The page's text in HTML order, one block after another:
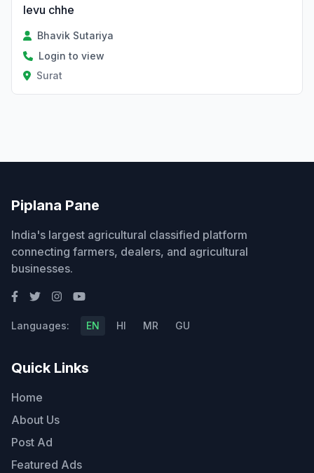
levu chhe
Bhavik Sutariya
Login to view
Surat
Piplana Pane
India's largest agricultural classified platform
connecting farmers, dealers, and agricultural
businesses.
Languages: EN HI MR GU
Quick Links
Home
About Us
Post Ad
Featured Ads